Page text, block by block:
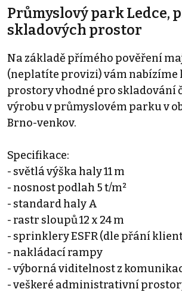
Průmyslový park Ledce,
skladových prostor
Na základě přímého pověření
(neplatíte provizi) vám nabízíme
prostory vhodné pro skladování
výrobu v průmyslovém parku v
Brno-venkov.
Specifikace:
- světlá výška haly 11 m
- nosnost podlah 5 t/m²
- standard haly A
- rastr sloupů 12 x 24 m
- sprinklery ESFR (dle přání
- nakládací rampy
- výborná viditelnost z
- veškeré administrativní